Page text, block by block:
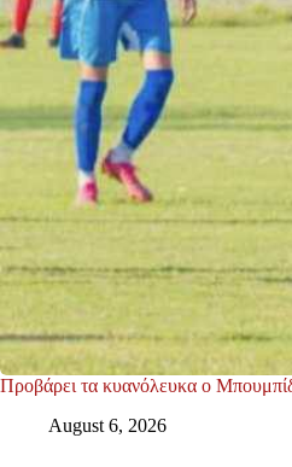
Προβάρει τα κυανόλευκα ο
August 6, 2026